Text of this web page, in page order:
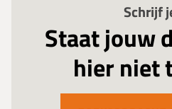
Schrijf
Staat jouw
hier niet